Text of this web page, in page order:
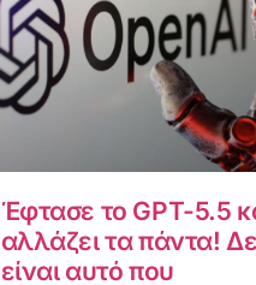
Έφτασε το GPT-5.5
αλλάζει τα πάντα!
είναι αυτό που